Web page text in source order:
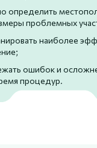
определить
проблемных
ошибок и
процедур.
наиболее